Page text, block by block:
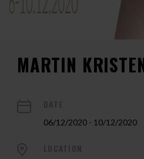
MARTIN
06/12/2020 - 10/12/2020